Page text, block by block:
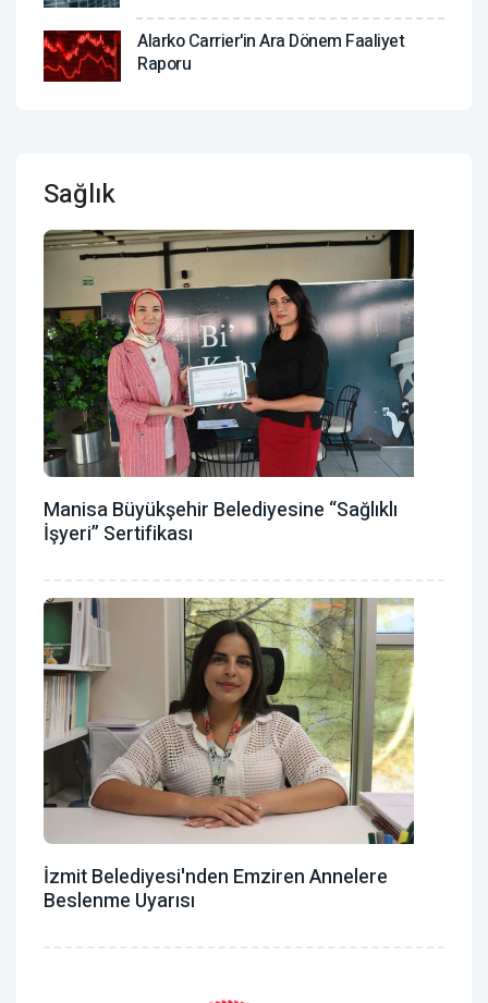
Alarko Carrier'in Ara Dönem Faaliyet
Raporu
Sağlık
Manisa Büyükşehir Belediyesine “Sağlıklı
İşyeri” Sertifikası
İzmit Belediyesi'nden Emziren Annelere
Beslenme Uyarısı